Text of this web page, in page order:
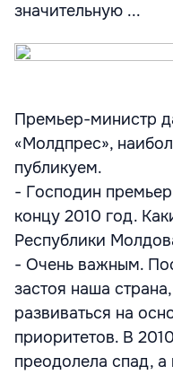
значительную ...
Премьер-министр
«Молдпрес»,
публикуем.
- Господин
концу 2010 год.
Республики
- Очень важным.
застоя наша
развиваться на
приоритетов. В
преодолела спад,